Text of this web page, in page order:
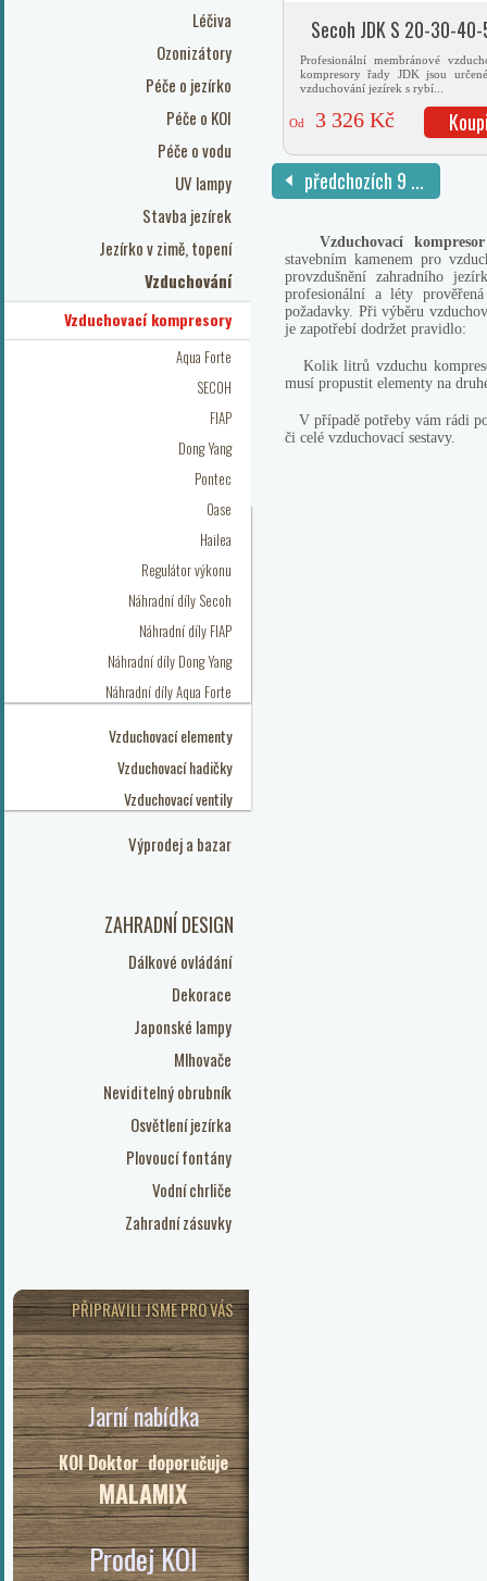
Léčiva
Ozonizátory
Péče o jezírko
Péče o KOI
Péče o vodu
UV lampy
Stavba jezírek
Jezírko v zimě, topení
Vzduchování
Vzduchovací kompresory
Aqua Forte
SECOH
FIAP
Dong Yang
Pontec
Oase
Hailea
Regulátor výkonu
Náhradní díly Secoh
Náhradní díly FIAP
Náhradní díly Dong Yang
Náhradní díly Aqua Forte
Vzduchovací elementy
Vzduchovací hadičky
Vzduchovací ventily
Výprodej a bazar
ZAHRADNÍ DESIGN
Dálkové ovládání
Dekorace
Japonské lampy
Mlhovače
Neviditelný obrubník
Osvětlení jezírka
Plovoucí fontány
Vodní chrliče
Zahradní zásuvky
PŘIPRAVILI JSME PRO VÁS
Jarní nabídka
KOI Doktor doporučuje
MALAMIX
Prodej KOI
Secoh JDK S 20-30-
Profesionální membránové
kompresory řady JDK jsou
vzduchování jezírek s rybí...
Od 3 326 Kč
předchozích 9 ...
Vzduchovací kompresor
stavebním kamenem pro
provzdušnění zahradního
profesionální a léty
požadavky. Při výběru
je zapotřebí dodržet pravidlo:
Kolik litrů vzduchu
musí propustit elementy na
V případě potřeby vám rádi
či celé vzduchovací sestavy.